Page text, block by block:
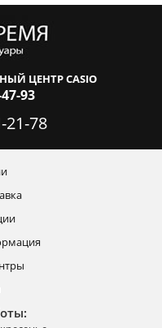
ЦЕНТР CASIO
93
21-78